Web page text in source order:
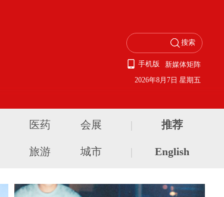
新媒体矩阵
手机版
2026年8月7日 星期五
医药 会展 | 推荐
旅游 城市 | English